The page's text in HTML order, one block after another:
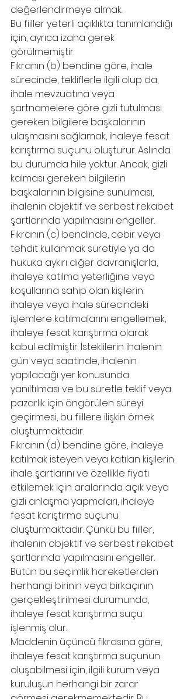
değerlendirmeye almak.
Bu fiiller yeterli açıklıkta tanımlandığı
için, ayrıca izaha gerek
görülmemiştir.
Fıkranın (b) bendine göre, ihale
sürecinde, tekliflerle ilgili olup da,
ihale mevzuatına veya
şartnamelere göre gizli tutulması
gereken bilgilere başkalarının
ulaşmasını sağlamak, ihaleye fesat
karıştırma suçunu oluşturur. Aslında
bu durumda hile yoktur. Ancak, gizli
kalması gereken bilgilerin
başkalarının bilgisine sunulması,
ihalenin objektif ve serbest rekabet
şartlarında yapılmasını engeller.
Fıkranın (c) bendinde, cebir veya
tehdit kullanmak suretiyle ya da
hukuka aykırı diğer davranışlarla,
ihaleye katılma yeterliğine veya
koşullarına sahip olan kişilerin
ihaleye veya ihale sürecindeki
işlemlere katılmalarını engellemek,
ihaleye fesat karıştırma olarak
kabul edilmiştir. İsteklilerin ihalenin
gün veya saatinde, ihalenin
yapılacağı yer konusunda
yanıltılması ve bu suretle teklif veya
pazarlık için öngörülen süreyi
geçirmesi, bu fiillere ilişkin örnek
oluşturmaktadır.
Fıkranın (d) bendine göre, ihaleye
katılmak isteyen veya katılan kişilerin
ihale şartlarını ve özellikle fiyatı
etkilemek için aralarında açık veya
gizli anlaşma yapmaları, ihaleye
fesat karıştırma suçunu
oluşturmaktadır. Çünkü bu fiiller,
ihalenin objektif ve serbest rekabet
şartlarında yapılmasını engeller.
Bütün bu seçimlik hareketlerden
herhangi birinin veya birkaçının
gerçekleştirilmesi durumunda,
ihaleye fesat karıştırma suçu
işlenmiş olur.
Maddenin üçüncü fıkrasına göre,
ihaleye fesat karıştırma suçunun
oluşabilmesi için, ilgili kurum veya
kuruluşun herhangi bir zarar